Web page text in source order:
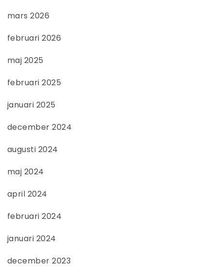
mars 2026
februari 2026
maj 2025
februari 2025
januari 2025
december 2024
augusti 2024
maj 2024
april 2024
februari 2024
januari 2024
december 2023